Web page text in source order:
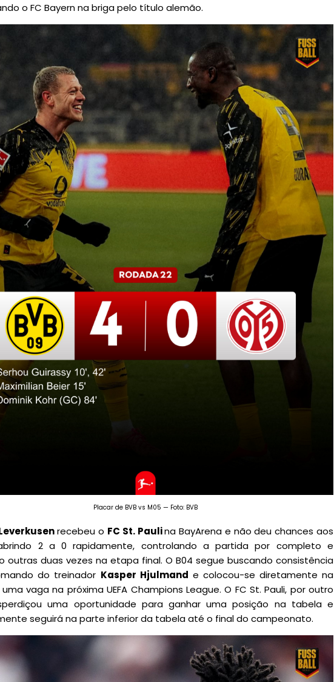
o FC Bayern na briga pelo título alemão.
Placar de BVB vs M05 — Foto: BVB
recebeu o FC St. Paulina BayArena e não deu chances aos
2 a 0 rapidamente, controlando a partida por completo e
outras duas vezes na etapa final. O B04 segue buscando consistência
do treinador Kasper Hjulmand e colocou-se diretamente na
vaga na próxima UEFA Champions League. O FC St. Pauli, por outro
uma oportunidade para ganhar uma posição na tabela e
seguirá na parte inferior da tabela até o final do campeonato.